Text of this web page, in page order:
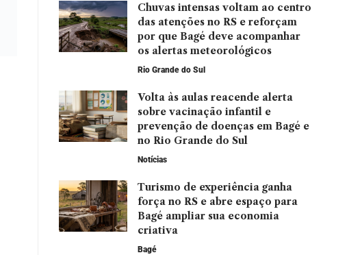
Chuvas intensas voltam ao centro
das atenções no RS e reforçam
por que Bagé deve acompanhar
os alertas meteorológicos
Rio Grande do Sul
Volta às aulas reacende alerta
sobre vacinação infantil e
prevenção de doenças em Bagé e
no Rio Grande do Sul
Notícias
Turismo de experiência ganha
força no RS e abre espaço para
Bagé ampliar sua economia
criativa
Bagé